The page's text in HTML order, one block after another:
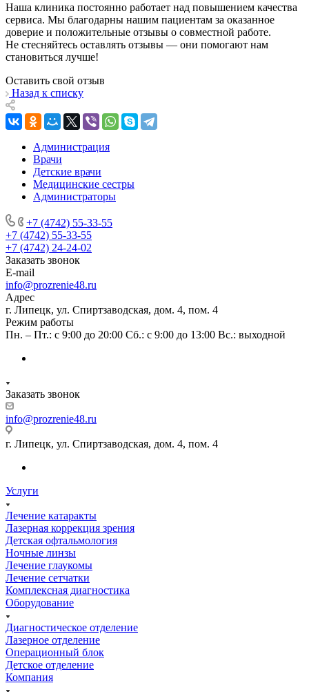
Наша клиника постоянно работает над повышением качества
сервиса. Мы благодарны нашим пациентам за оказанное
доверие и положительные отзывы о совместной работе.
Не стесняйтесь оставлять отзывы — они помогают нам
становиться лучше!
Оставить свой отзыв
Назад к списку
Администрация
Врачи
Детские врачи
Медицинские сестры
Администраторы
+7 (4742) 55-33-55
+7 (4742) 55-33-55
+7 (4742) 24-24-02
Заказать звонок
E-mail
info@prozrenie48.ru
Адрес
г. Липецк, ул. Спиртзаводская, дом. 4, пом. 4
Режим работы
Пн. – Пт.: с 9:00 до 20:00 Сб.: с 9:00 до 13:00 Вс.: выходной
Заказать звонок
info@prozrenie48.ru
г. Липецк, ул. Спиртзаводская, дом. 4, пом. 4
Услуги
Лечение катаракты
Лазерная коррекция зрения
Детская офтальмология
Ночные линзы
Лечение глаукомы
Лечение сетчатки
Комплексная диагностика
Оборудование
Диагностическое отделение
Лазерное отделение
Операционный блок
Детское отделение
Компания